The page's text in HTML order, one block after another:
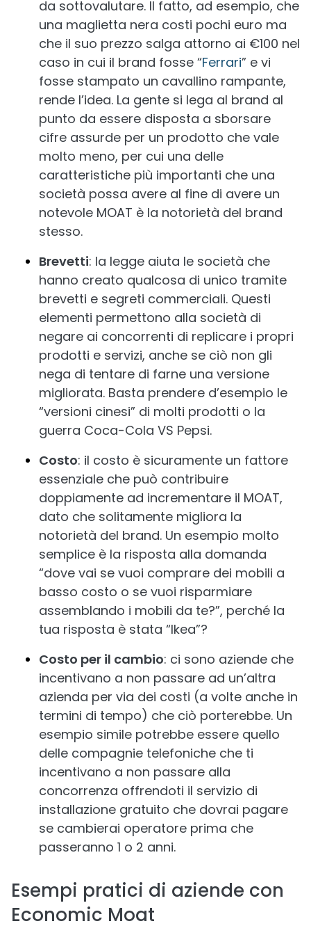
da sottovalutare. Il fatto, ad esempio, che
una maglietta nera costi pochi euro ma
che il suo prezzo salga attorno ai €100 nel
caso in cui il brand fosse “Ferrari” e vi
fosse stampato un cavallino rampante,
rende l’idea. La gente si lega al brand al
punto da essere disposta a sborsare
cifre assurde per un prodotto che vale
molto meno, per cui una delle
caratteristiche più importanti che una
società possa avere al fine di avere un
notevole MOAT è la notorietà del brand
stesso.
Brevetti: la legge aiuta le società che
hanno creato qualcosa di unico tramite
brevetti e segreti commerciali. Questi
elementi permettono alla società di
negare ai concorrenti di replicare i propri
prodotti e servizi, anche se ciò non gli
nega di tentare di farne una versione
migliorata. Basta prendere d’esempio le
“versioni cinesi” di molti prodotti o la
guerra Coca-Cola VS Pepsi.
Costo: il costo è sicuramente un fattore
essenziale che può contribuire
doppiamente ad incrementare il MOAT,
dato che solitamente migliora la
notorietà del brand. Un esempio molto
semplice è la risposta alla domanda
“dove vai se vuoi comprare dei mobili a
basso costo o se vuoi risparmiare
assemblando i mobili da te?”, perché la
tua risposta è stata “Ikea”?
Costo per il cambio: ci sono aziende che
incentivano a non passare ad un’altra
azienda per via dei costi (a volte anche in
termini di tempo) che ciò porterebbe. Un
esempio simile potrebbe essere quello
delle compagnie telefoniche che ti
incentivano a non passare alla
concorrenza offrendoti il servizio di
installazione gratuito che dovrai pagare
se cambierai operatore prima che
passeranno 1 o 2 anni.
Esempi pratici di aziende con
Economic Moat